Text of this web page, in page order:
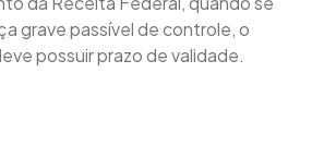
grave passível de controle, o
possuir prazo de validade.